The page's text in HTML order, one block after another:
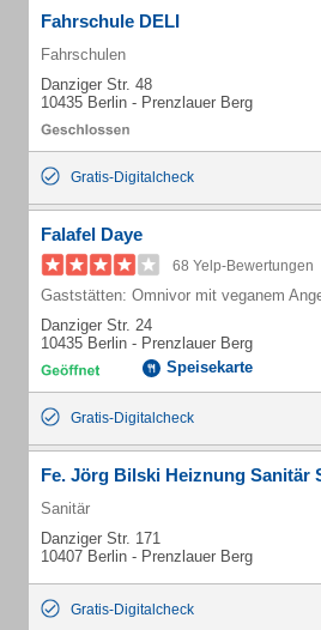
Fahrschule DELI
Fahrschulen
Danziger Str. 48
10435 Berlin - Prenzlauer Berg
Gratis-Digitalcheck
Falafel Daye
68 Yelp-Bewertungen
Gaststätten: Omnivor mit veganem
Danziger Str. 24
10435 Berlin - Prenzlauer Berg
Speisekarte
Gratis-Digitalcheck
Fe. Jörg Bilski Heiznung Sanitär
Sanitär
Danziger Str. 171
10407 Berlin - Prenzlauer Berg
Gratis-Digitalcheck